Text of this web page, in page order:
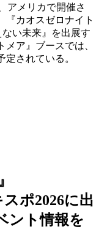
アメリカで開催さ
『カオスゼロナイト
い未来』を出展す
ア』ブースでは、
されている。
ポ2026に出
ント情報を